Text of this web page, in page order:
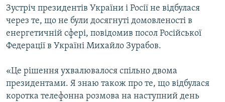
РУС
УКР
КТАТ
ДОЛУЧАЙСЯ!
Зустріч президентів України і Росії не відбулася
через те, що не були досягнуті домовленості в
енергетичній сфері, повідомив посол Російської
Федерації в Україні Михайло Зурабов.
«Це рішення ухвалювалося спільно двома
президентами. Я знаю також про те, що відбулася
коротка телефонна розмова на наступний день